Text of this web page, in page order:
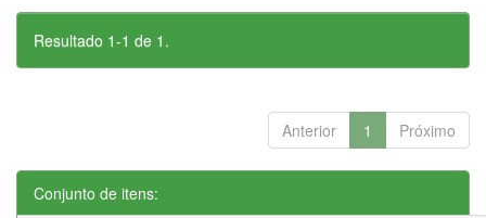
Resultado 1-1 de 1.
Anterior 1 Próximo
Conjunto de itens: